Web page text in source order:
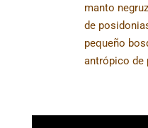
manto
de
pequeño
antrópico de